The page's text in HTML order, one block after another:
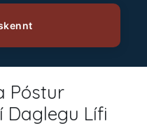
Póstur
Daglegu Lífi